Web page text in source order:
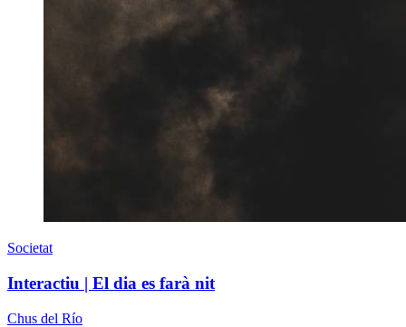
Societat
Interactiu | El dia es farà nit
Chus del Río